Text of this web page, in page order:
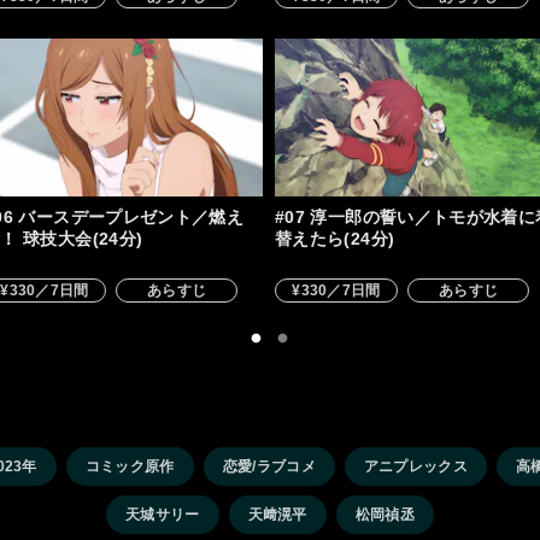
バースデープレゼント／燃え
球技大会(24分)
¥330／7日間 あらすじ
#07 淳一郎の誓い／トモが水着に
替えたら(24分)
¥330／7日間 あらすじ
年 コミック原作 恋愛/ラブコメ アニプレックス 高
天城サリー 天﨑滉平 松岡禎丞